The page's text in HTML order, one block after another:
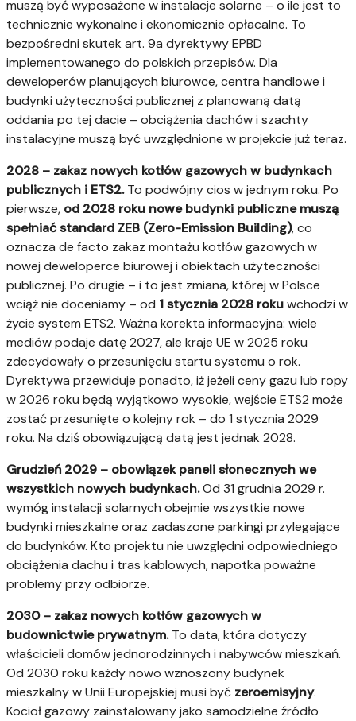
muszą być wyposażone w instalacje solarne – o ile jest to
technicznie wykonalne i ekonomicznie opłacalne. To
bezpośredni skutek art. 9a dyrektywy EPBD
implementowanego do polskich przepisów. Dla
deweloperów planujących biurowce, centra handlowe i
budynki użyteczności publicznej z planowaną datą
oddania po tej dacie – obciążenia dachów i szachty
instalacyjne muszą być uwzględnione w projekcie już teraz.
2028 – zakaz nowych kotłów gazowych w budynkach
publicznych i ETS2.To podwójny cios w jednym roku. Po
pierwsze, od 2028 roku nowe budynki publiczne muszą
spełniać standard ZEB (Zero-Emission Building), co
oznacza de facto zakaz montażu kotłów gazowych w
nowej deweloperce biurowej i obiektach użyteczności
publicznej. Po drugie – i to jest zmiana, której w Polsce
wciąż nie doceniamy – od 1 stycznia 2028 rokuwchodzi w
życie system ETS2. Ważna korekta informacyjna: wiele
mediów podaje datę 2027, ale kraje UE w 2025 roku
zdecydowały o przesunięciu startu systemu o rok.
Dyrektywa przewiduje ponadto, iż jeżeli ceny gazu lub ropy
w 2026 roku będą wyjątkowo wysokie, wejście ETS2 może
zostać przesunięte o kolejny rok – do 1 stycznia 2029
roku. Na dziś obowiązującą datą jest jednak 2028.
Grudzień 2029 – obowiązek paneli słonecznych we
wszystkich nowych budynkach.Od 31 grudnia 2029 r.
wymóg instalacji solarnych obejmie wszystkie nowe
budynki mieszkalne oraz zadaszone parkingi przylegające
do budynków. Kto projektu nie uwzględni odpowiedniego
obciążenia dachu i tras kablowych, napotka poważne
problemy przy odbiorze.
2030 – zakaz nowych kotłów gazowych w
budownictwie prywatnym.To data, która dotyczy
właścicieli domów jednorodzinnych i nabywców mieszkań.
Od 2030 roku każdy nowo wznoszony budynek
mieszkalny w Unii Europejskiej musi być zeroemisyjny.
Kocioł gazowy zainstalowany jako samodzielne źródło